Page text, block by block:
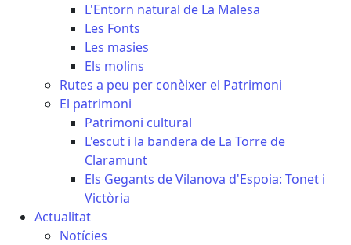
L'Entorn natural de La Malesa
Les Fonts
Les masies
Els molins
Rutes a peu per conèixer el Patrimoni
El patrimoni
Patrimoni cultural
L'escut i la bandera de La Torre de
Claramunt
Els Gegants de Vilanova d'Espoia: Tonet i
Victòria
Actualitat
Notícies